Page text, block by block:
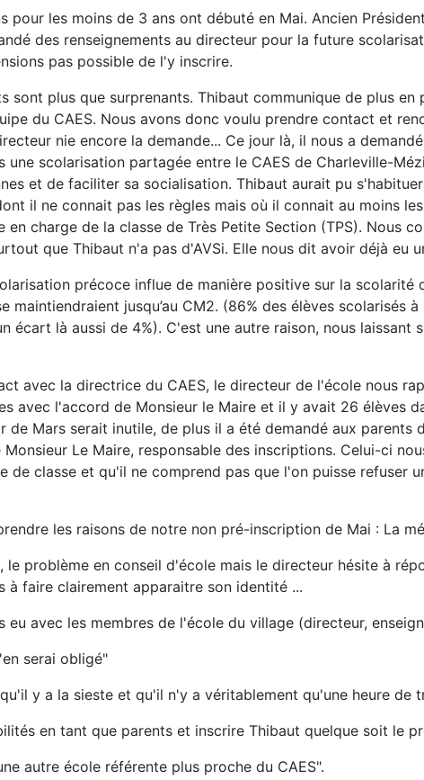
les moins de 3 ans ont débuté en Mai. Ancien
des renseignements au directeur pour la future
pas possible de l'y inscrire.
sont plus que surprenants. Thibaut communique de plus
du CAES. Nous avons donc voulu prendre contact et
nie encore la demande... Ce jour là, il nous a
une scolarisation partagée entre le CAES de Charleville-
et de faciliter sa socialisation. Thibaut aurait pu
il ne connait pas les règles mais où il connait au moins
charge de la classe de Très Petite Section (TPS). Nous
que Thibaut n'a pas d'AVSi. Elle nous dit avoir déjà
précoce influe de manière positive sur la
maintiendraient jusqu’au CM2. (86% des élèves scolarisés
écart là aussi de 4%). C'est une autre raison, nous
avec la directrice du CAES, le directeur de l'école nous
avec l'accord de Monsieur le Maire et il y avait 26 élèves
Mars serait inutile, de plus il a été demandé aux
Le Maire, responsable des inscriptions. Celui-ci
classe et qu'il ne comprend pas que l'on puisse refuser
les raisons de notre non pré-inscription de Mai : La
le problème en conseil d'école mais le directeur hésite à
à faire clairement apparaitre son identité ...
eu avec les membres de l'école du village (directeur,
serai obligé"
y a la sieste et qu'il n'y a véritablement qu'une heure de
en tant que parents et inscrire Thibaut quelque soit le
autre école référente plus proche du CAES".